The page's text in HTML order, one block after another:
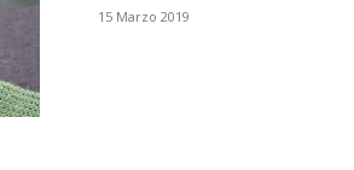
15 Marzo 2019